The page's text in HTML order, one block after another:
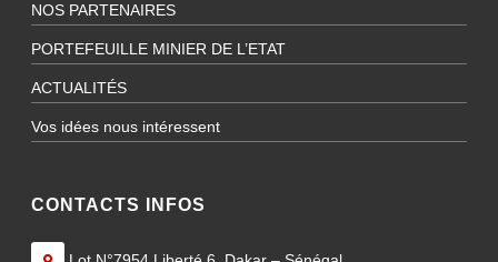
NOS PARTENAIRES
PORTEFEUILLE MINIER DE L’ETAT
ACTUALITÉS
Vos idées nous intéressent
CONTACTS INFOS